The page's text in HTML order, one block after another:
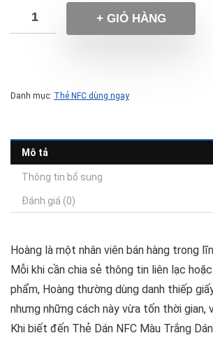
+ GIỎ HÀNG
Danh mục: Thẻ NFC dùng ngay
Mô tả
Thông tin bổ sung
Đánh giá (0)
Hoàng là một nhân viên bán hàng trong
Mỗi khi cần chia sẻ thông tin liên lạc
phẩm, Hoàng thường dùng danh thiếp
nhưng những cách này vừa tốn thời gian,
Khi biết đến Thẻ Dán NFC Màu Trắng